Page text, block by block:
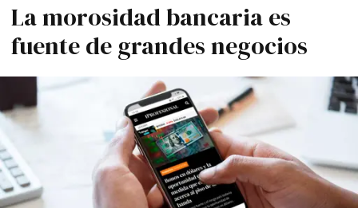
La morosidad bancaria es
fuente de grandes negocios